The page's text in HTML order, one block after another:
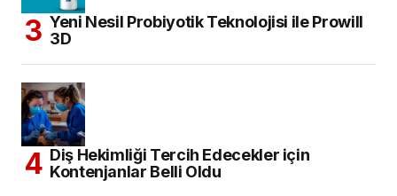
Yeni Nesil Probiyotik Teknolojisi ile Prowill
3D
Diş Hekimliği Tercih Edecekler için
Kontenjanlar Belli Oldu